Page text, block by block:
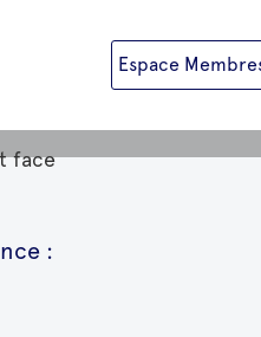
Espace
: